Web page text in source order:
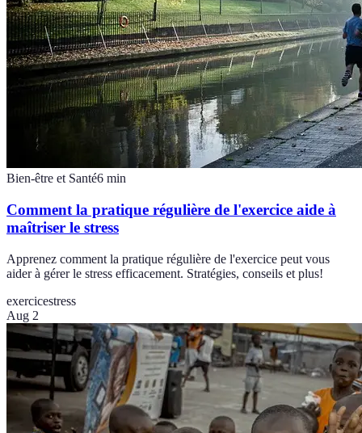
Bien-être et Santé6 min
Comment la pratique régulière de l'exercice aide à
maîtriser le stress
Apprenez comment la pratique régulière de l'exercice peut vous
aider à gérer le stress efficacement. Stratégies, conseils et plus!
exercicestress
Aug 2